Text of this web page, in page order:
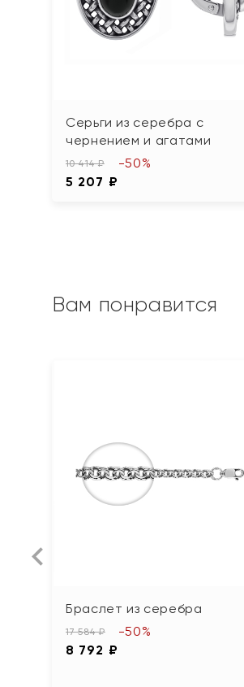
Серьги из серебра с
чернением и агатами
10 414 ₽
5 207 ₽
-50%
Вам понравится
Браслет из серебра
17 584 ₽
8 792 ₽
-50%